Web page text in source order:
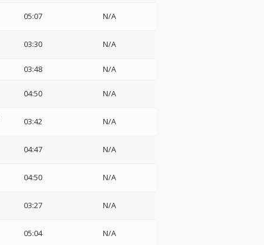
05:07 N/A
03:30 N/A
03:48 N/A
04:50 N/A
03:42 N/A
04:47 N/A
04:50 N/A
03:27 N/A
05:04 N/A